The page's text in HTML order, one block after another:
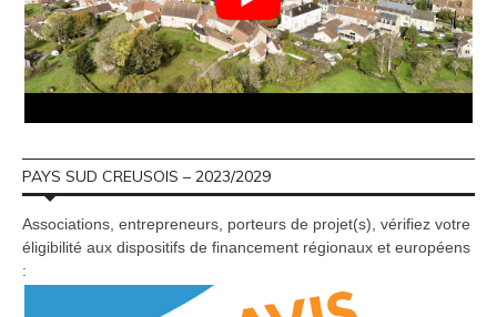
PAYS SUD CREUSOIS – 2023/2029
Associations, entrepreneurs, porteurs de projet(s), vérifiez votre
éligibilité aux dispositifs de financement régionaux et européens
: